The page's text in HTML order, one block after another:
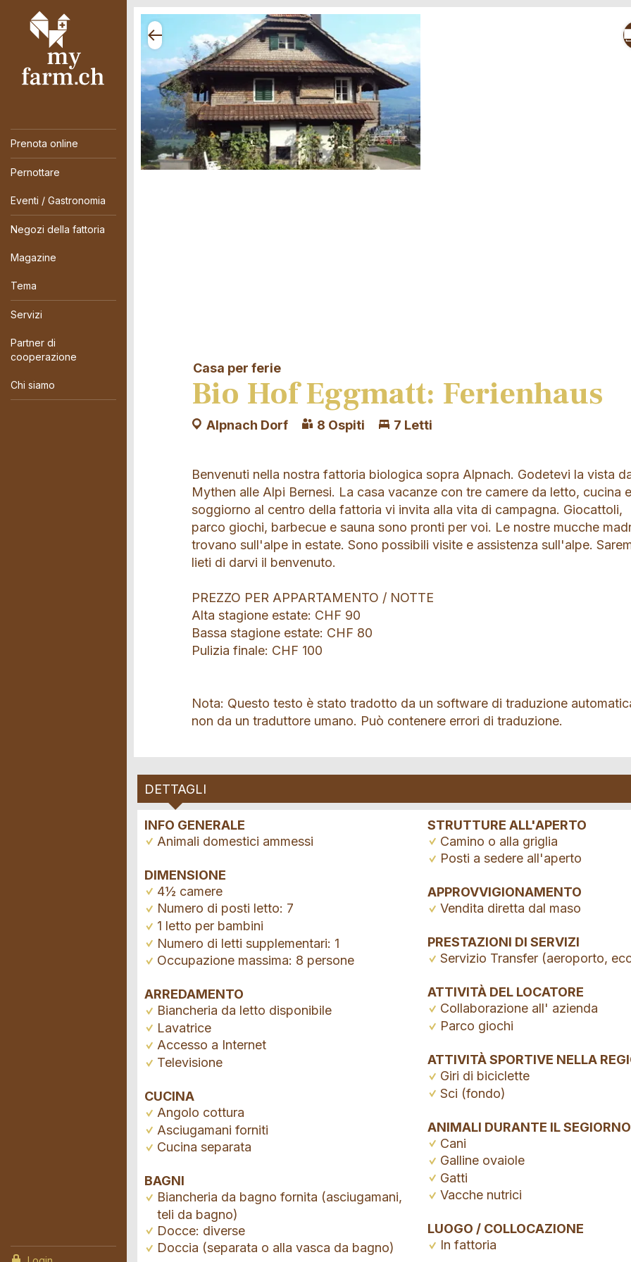
Prenota online
Pernottare
Eventi / Gastronomia
Negozi della fattoria
Magazine
Tema
Servizi
Partner di
cooperazione
Chi siamo
Casa per ferie
Bio Hof Eggmatt: Ferienhaus
Alpnach Dorf 8 Ospiti 7 Letti
Benvenuti nella nostra fattoria biologica sopra Alpnach. Godetevi la vista
Mythen alle Alpi Bernesi. La casa vacanze con tre camere da letto, cucina
soggiorno al centro della fattoria vi invita alla vita di campagna. Giocattoli,
parco giochi, barbecue e sauna sono pronti per voi. Le nostre mucche
trovano sull'alpe in estate. Sono possibili visite e assistenza sull'alpe.
lieti di darvi il benvenuto.
PREZZO PER APPARTAMENTO / NOTTE
Alta stagione estate: CHF 90
Bassa stagione estate: CHF 80
Pulizia finale: CHF 100
Nota: Questo testo è stato tradotto da un software di traduzione
non da un traduttore umano. Può contenere errori di traduzione.
DETTAGLI
INFO GENERALE
Animali domestici ammessi
DIMENSIONE
4½ camere
Numero di posti letto: 7
1 letto per bambini
Numero di letti supplementari: 1
Occupazione massima: 8 persone
ARREDAMENTO
Biancheria da letto disponibile
Lavatrice
Accesso a Internet
Televisione
CUCINA
Angolo cottura
Asciugamani forniti
Cucina separata
BAGNI
Biancheria da bagno fornita (asciugamani,
teli da bagno)
Docce: diverse
Doccia (separata o alla vasca da bagno)
STRUTTURE ALL'APERTO
Camino o alla griglia
Posti a sedere all'aperto
APPROVVIGIONAMENTO
Vendita diretta dal maso
PRESTAZIONI DI SERVIZI
Servizio Transfer (aeroporto,
ATTIVITÀ DEL LOCATORE
Collaborazione all' azienda
Parco giochi
ATTIVITÀ SPORTIVE NELLA
Giri di biciclette
Sci (fondo)
ANIMALI DURANTE IL SEGIORNO
Cani
Galline ovaiole
Gatti
Vacche nutrici
LUOGO / COLLOCAZIONE
In fattoria